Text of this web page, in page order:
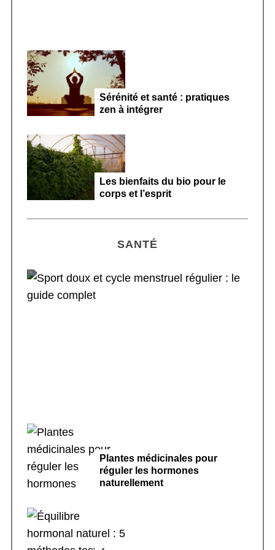
Sérénité et santé : pratiques
zen à intégrer
Les bienfaits du bio pour le
corps et l’esprit
SANTÉ
Plantes médicinales pour
réguler les hormones
naturellement